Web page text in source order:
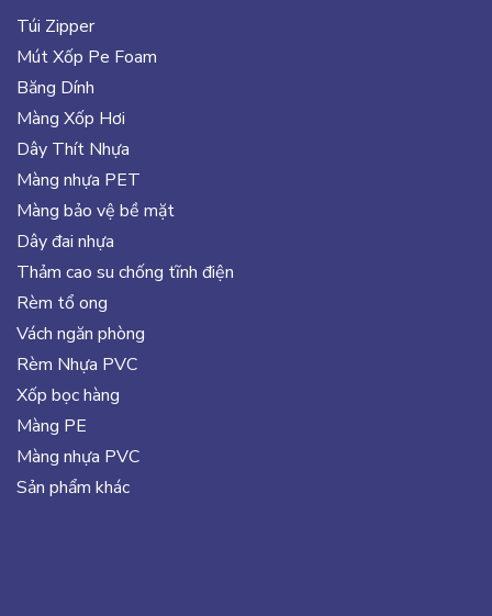
Túi Zipper
Mút Xốp Pe Foam
Băng Dính
Màng Xốp Hơi
Dây Thít Nhựa
Màng nhựa PET
Màng bảo vệ bề mặt
Dây đai nhựa
Thảm cao su chống tĩnh điện
Rèm tổ ong
Vách ngăn phòng
Rèm Nhựa PVC
Xốp bọc hàng
Màng PE
Màng nhựa PVC
Sản phẩm khác